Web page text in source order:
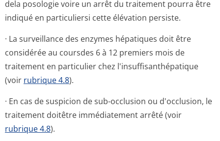
dela posologie voire un arrêt du traitement pourra être
indiqué en particuliersi cette élévation persiste.
· La surveillance des enzymes hépatiques doit être
considérée au coursdes 6 à 12 premiers mois de
traitement en particulier chez l'insuffisanthé­patique
(voir rubrique 4.8).
· En cas de suspicion de sub-occlusion ou d'occlusion, le
traitement doitêtre immédiatement arrêté (voir
rubrique 4.8).